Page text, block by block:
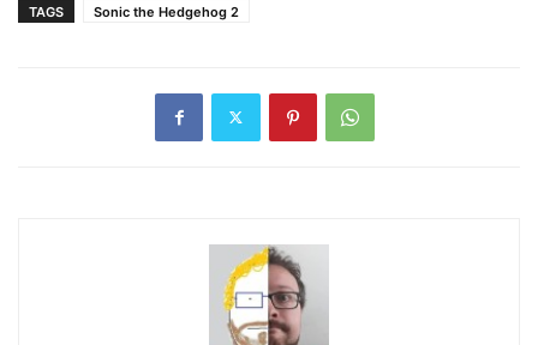
TAGS Sonic the Hedgehog 2